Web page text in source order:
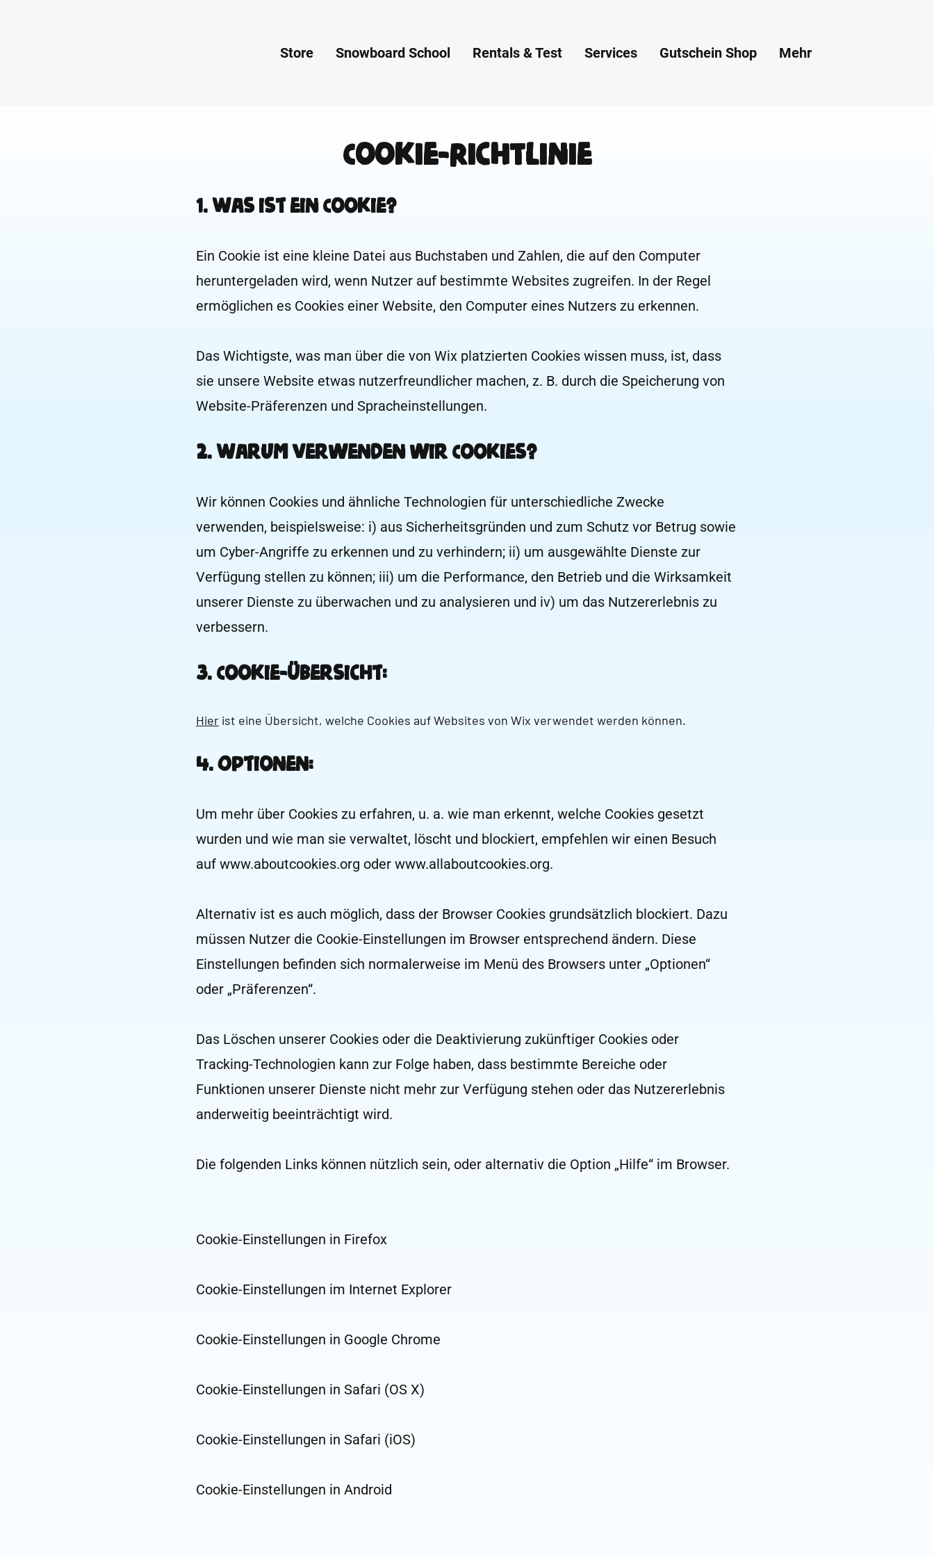
Store Snowboard School Rentals & Test Services Gutschein Shop Mehr
Cookie-Richtlinie
1. Was ist ein Cookie?
Ein Cookie ist eine kleine Datei aus Buchstaben und Zahlen, die auf den Computer
heruntergeladen wird, wenn Nutzer auf bestimmte Websites zugreifen. In der Regel
ermöglichen es Cookies einer Website, den Computer eines Nutzers zu erkennen.
Das Wichtigste, was man über die von Wix platzierten Cookies wissen muss, ist, dass
sie unsere Website etwas nutzerfreundlicher machen, z. B. durch die Speicherung von
Website-Präferenzen und Spracheinstellungen.
2. Warum verwenden wir Cookies?
Wir können Cookies und ähnliche Technologien für unterschiedliche Zwecke
verwenden, beispielsweise: i) aus Sicherheitsgründen und zum Schutz vor Betrug sowie
um Cyber-Angriffe zu erkennen und zu verhindern; ii) um ausgewählte Dienste zur
Verfügung stellen zu können; iii) um die Performance, den Betrieb und die Wirksamkeit
unserer Dienste zu überwachen und zu analysieren und iv) um das Nutzererlebnis zu
verbessern.
3. Cookie-Übersicht:
Hier ist eine Übersicht, welche Cookies auf Websites von Wix verwendet werden können.
4. Optionen:
Um mehr über Cookies zu erfahren, u. a. wie man erkennt, welche Cookies gesetzt
wurden und wie man sie verwaltet, löscht und blockiert, empfehlen wir einen Besuch
auf www.aboutcookies.org oder www.allaboutcookies.org.
Alternativ ist es auch möglich, dass der Browser Cookies grundsätzlich blockiert. Dazu
müssen Nutzer die Cookie-Einstellungen im Browser entsprechend ändern. Diese
Einstellungen befinden sich normalerweise im Menü des Browsers unter „Optionen“
oder „Präferenzen“.
Das Löschen unserer Cookies oder die Deaktivierung zukünftiger Cookies oder
Tracking-Technologien kann zur Folge haben, dass bestimmte Bereiche oder
Funktionen unserer Dienste nicht mehr zur Verfügung stehen oder das Nutzererlebnis
anderweitig beeinträchtigt wird.
Die folgenden Links können nützlich sein, oder alternativ die Option „Hilfe“ im Browser.
Cookie-Einstellungen in Firefox
Cookie-Einstellungen im Internet Explorer
Cookie-Einstellungen in Google Chrome
Cookie-Einstellungen in Safari (OS X)
Cookie-Einstellungen in Safari (iOS)
Cookie-Einstellungen in Android